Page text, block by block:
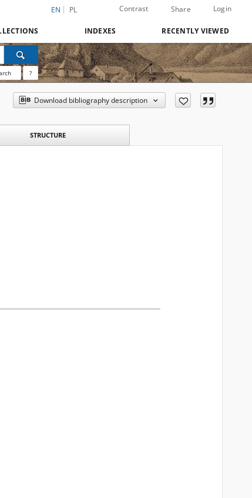
EN PL Contrast Share Login
INDEXES RECENTLY VIEWED
?
Download bibliography description
STRUCTURE